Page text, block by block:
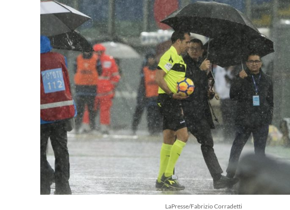
LaPresse/Fabrizio Corradetti